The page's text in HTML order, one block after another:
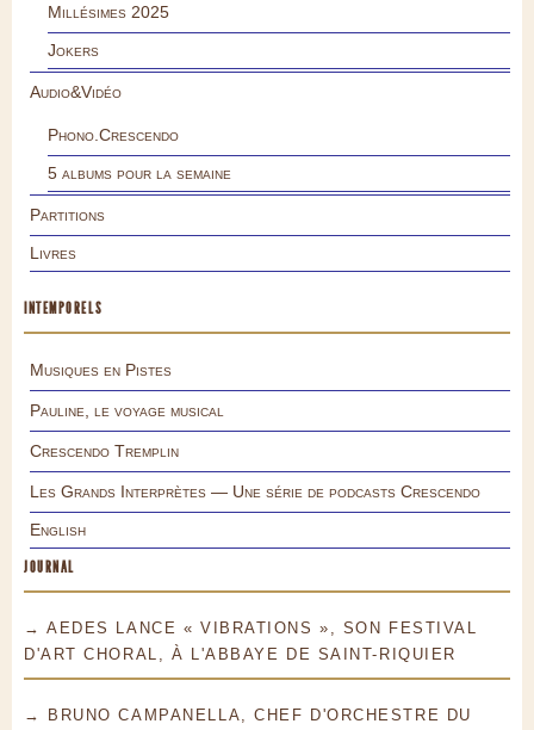
Millésimes 2025
Jokers
Audio&Vidéo
Phono.Crescendo
5 albums pour la semaine
Partitions
Livres
INTEMPORELS
Musiques en Pistes
Pauline, le voyage musical
Crescendo Tremplin
Les Grands Interprètes — Une série de podcasts Crescendo
English
JOURNAL
→ AEDES LANCE « VIBRATIONS », SON FESTIVAL
D'ART CHORAL, À L'ABBAYE DE SAINT-RIQUIER
→ BRUNO CAMPANELLA, CHEF D'ORCHESTRE DU